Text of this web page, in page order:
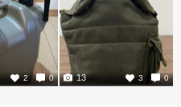
2 0 3 0
13